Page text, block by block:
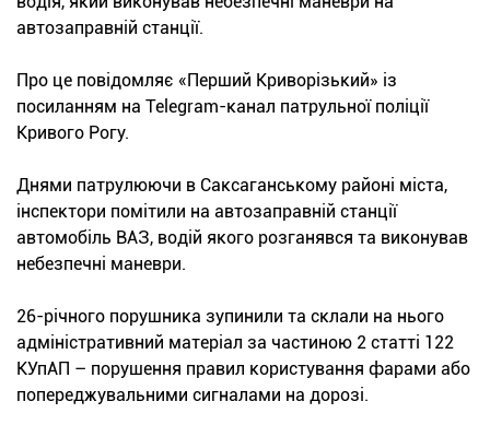
автозаправній станції.
Про це повідомляє «Перший Криворізький» із
посиланням на Telegram-канал патрульної поліції
Кривого Рогу.
Днями патрулюючи в Саксаганському районі міста,
інспектори помітили на автозаправній станції
автомобіль ВАЗ, водій якого розганявся та виконував
небезпечні маневри.
26-річного порушника зупинили та склали на нього
адміністративний матеріал за частиною 2 статті 122
КУпАП – порушення правил користування фарами або
попереджувальними сигналами на дорозі.